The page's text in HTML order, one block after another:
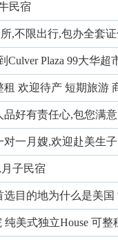
民宿
,不限出行,包办全套证
Plaza 99大华超
欢迎待产 短期旅游
好有责任心,包您满
一月嫂,欢迎赴美生
子民宿
目的地为什么是美国
美式独立House 可整